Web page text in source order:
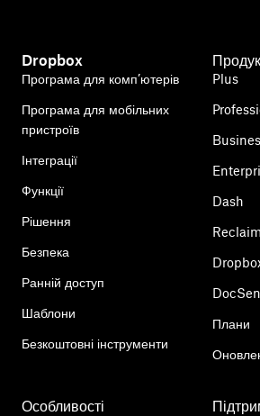
Dropbox
Програма для комп’ютерів
Програма для мобільних
пристроїв
Інтеграції
Функції
Рішення
Безпека
Ранній доступ
Шаблони
Безкоштовні інструменти
Plus
Dash
Плани
Особливості